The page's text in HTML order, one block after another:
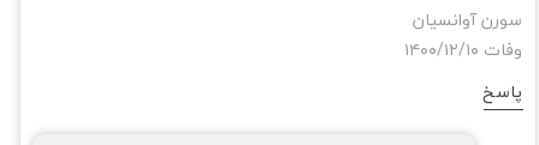
سورن آوانسیان
وفات ۱۴۰۰/۱۲/۱۰
پاسخ